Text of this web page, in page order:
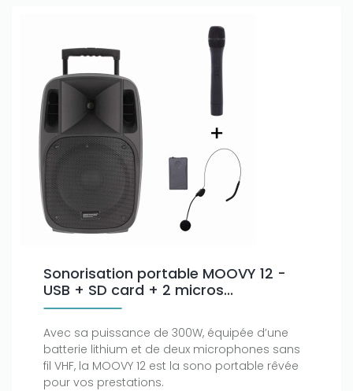
Sonorisation portable MOOVY 12 -
USB + SD card + 2 micros...
Avec sa puissance de 300W, équipée d’une
batterie lithium et de deux microphones sans
fil VHF, la MOOVY 12 est la sono portable rêvée
pour vos prestations.